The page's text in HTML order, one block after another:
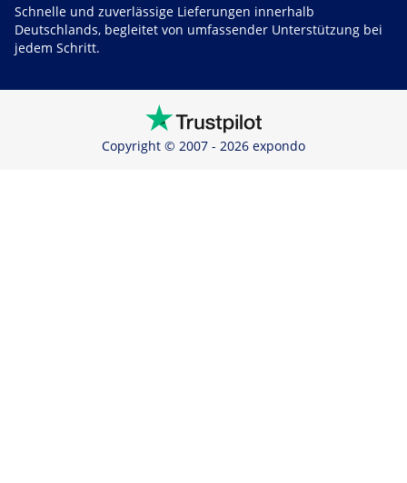
Schnelle und zuverlässige Lieferungen innerhalb
Deutschlands, begleitet von umfassender Unterstützung bei
jedem Schritt.
Copyright © 2007 - 2026 expondo